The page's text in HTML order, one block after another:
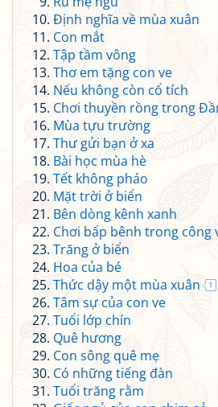
Định nghĩa về mùa xuân
Con mắt
Tập tầm vông
Thơ em tặng con ve
Nếu không còn cổ tích
Chơi thuyền rồng trong
Mùa tựu trường
Thư gửi bạn ở xa
Bài học mùa hè
Tết không pháo
Mặt trời ở biển
Bên dòng kênh xanh
Chơi bấp bênh trong công
Trăng ở biển
Hoa của bé
Thức dậy một mùa xuân
1
Tâm sự của con ve
Tuổi lớp chín
Quê hương
Con sông quê mẹ
Có những tiếng đàn
Tuổi trăng rằm